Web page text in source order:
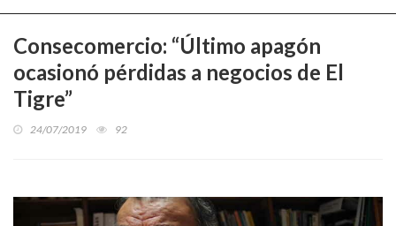
Consecomercio: “Último apagón
ocasionó pérdidas a negocios de El
Tigre”
24/07/2019 92